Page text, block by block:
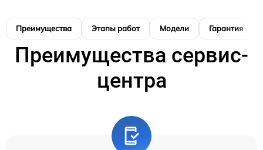
Преимущества Этапы работ Модели Гарантия
Преимущества сервис-
центра